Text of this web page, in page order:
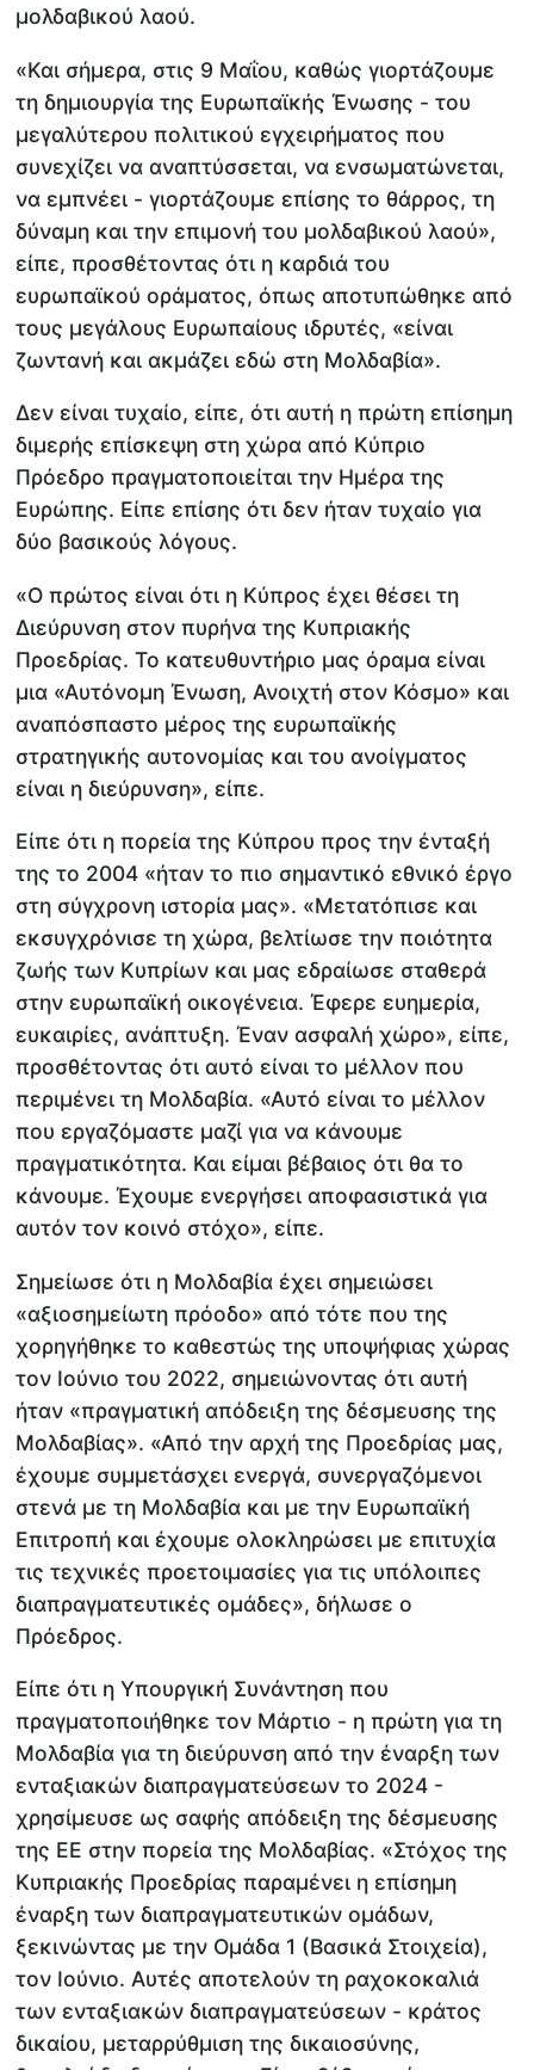
μολδαβικού λαού.
«Και σήμερα, στις 9 Μαΐου, καθώς γιορτάζουμε
τη δημιουργία της Ευρωπαϊκής Ένωσης - του
μεγαλύτερου πολιτικού εγχειρήματος που
συνεχίζει να αναπτύσσεται, να ενσωματώνεται,
να εμπνέει - γιορτάζουμε επίσης το θάρρος, τη
δύναμη και την επιμονή του μολδαβικού λαού»,
είπε, προσθέτοντας ότι η καρδιά του
ευρωπαϊκού οράματος, όπως αποτυπώθηκε από
τους μεγάλους Ευρωπαίους ιδρυτές, «είναι
ζωντανή και ακμάζει εδώ στη Μολδαβία».
Δεν είναι τυχαίο, είπε, ότι αυτή η πρώτη επίσημη
διμερής επίσκεψη στη χώρα από Κύπριο
Πρόεδρο πραγματοποιείται την Ημέρα της
Ευρώπης. Είπε επίσης ότι δεν ήταν τυχαίο για
δύο βασικούς λόγους.
«Ο πρώτος είναι ότι η Κύπρος έχει θέσει τη
Διεύρυνση στον πυρήνα της Κυπριακής
Προεδρίας. Το κατευθυντήριο μας όραμα είναι
μια «Αυτόνομη Ένωση, Ανοιχτή στον Κόσμο» και
αναπόσπαστο μέρος της ευρωπαϊκής
στρατηγικής αυτονομίας και του ανοίγματος
είναι η διεύρυνση», είπε.
Είπε ότι η πορεία της Κύπρου προς την ένταξή
της το 2004 «ήταν το πιο σημαντικό εθνικό έργο
στη σύγχρονη ιστορία μας». «Μετατόπισε και
εκσυγχρόνισε τη χώρα, βελτίωσε την ποιότητα
ζωής των Κυπρίων και μας εδραίωσε σταθερά
στην ευρωπαϊκή οικογένεια. Έφερε ευημερία,
ευκαιρίες, ανάπτυξη. Έναν ασφαλή χώρο», είπε,
προσθέτοντας ότι αυτό είναι το μέλλον που
περιμένει τη Μολδαβία. «Αυτό είναι το μέλλον
που εργαζόμαστε μαζί για να κάνουμε
πραγματικότητα. Και είμαι βέβαιος ότι θα το
κάνουμε. Έχουμε ενεργήσει αποφασιστικά για
αυτόν τον κοινό στόχο», είπε.
Σημείωσε ότι η Μολδαβία έχει σημειώσει
«αξιοσημείωτη πρόοδο» από τότε που της
χορηγήθηκε το καθεστώς της υποψήφιας χώρας
τον Ιούνιο του 2022, σημειώνοντας ότι αυτή
ήταν «πραγματική απόδειξη της δέσμευσης της
Μολδαβίας». «Από την αρχή της Προεδρίας μας,
έχουμε συμμετάσχει ενεργά, συνεργαζόμενοι
στενά με τη Μολδαβία και με την Ευρωπαϊκή
Επιτροπή και έχουμε ολοκληρώσει με επιτυχία
τις τεχνικές προετοιμασίες για τις υπόλοιπες
διαπραγματευτικές ομάδες», δήλωσε ο
Πρόεδρος.
Είπε ότι η Υπουργική Συνάντηση που
πραγματοποιήθηκε τον Μάρτιο - η πρώτη για τη
Μολδαβία για τη διεύρυνση από την έναρξη των
ενταξιακών διαπραγματεύσεων το 2024 -
χρησίμευσε ως σαφής απόδειξη της δέσμευσης
της ΕΕ στην πορεία της Μολδαβίας. «Στόχος της
Κυπριακής Προεδρίας παραμένει η επίσημη
έναρξη των διαπραγματευτικών ομάδων,
ξεκινώντας με την Ομάδα 1 (Βασικά Στοιχεία),
τον Ιούνιο. Αυτές αποτελούν τη ραχοκοκαλιά
των ενταξιακών διαπραγματεύσεων - κράτος
δικαίου, μεταρρύθμιση της δικαιοσύνης,